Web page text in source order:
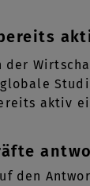
aktiv
den